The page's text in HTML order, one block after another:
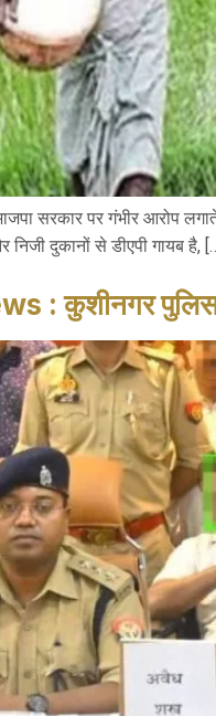
सरकार पर गंभीर आरोप
दुकानों से डीएपी गायब है,
पुलिस ने